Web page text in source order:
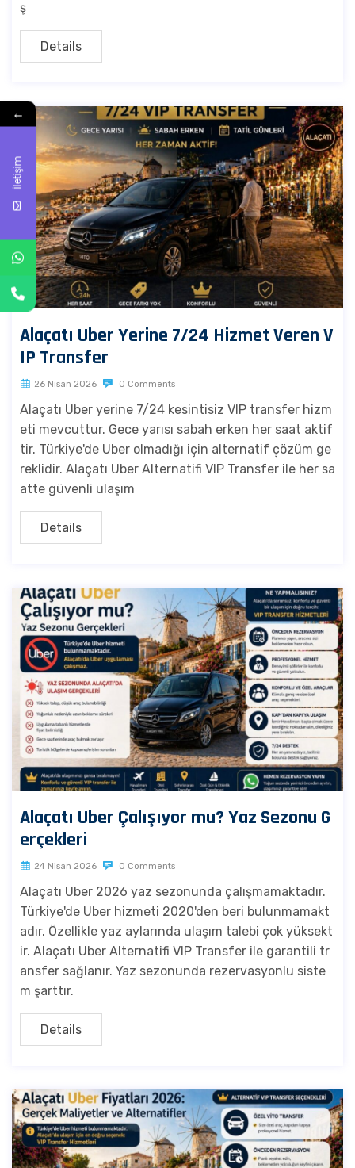
ş
Details
Alaçatı Uber Yerine 7/24 Hizmet Veren V
IP Transfer
26 Nisan 2026 0 Comments
Alaçatı Uber yerine 7/24 kesintisiz VIP transfer hizm
eti mevcuttur. Gece yarısı sabah erken her saat aktif
tir. Türkiye'de Uber olmadığı için alternatif çözüm ge
reklidir. Alaçatı Uber Alternatifi VIP Transfer ile her sa
atte güvenli ulaşım
Details
Alaçatı Uber Çalışıyor mu? Yaz Sezonu G
erçekleri
24 Nisan 2026 0 Comments
Alaçatı Uber 2026 yaz sezonunda çalışmamaktadır.
Türkiye'de Uber hizmeti 2020'den beri bulunmamakt
adır. Özellikle yaz aylarında ulaşım talebi çok yüksekt
ir. Alaçatı Uber Alternatifi VIP Transfer ile garantili tr
ansfer sağlanır. Yaz sezonunda rezervasyonlu siste
m şarttır.
Details
←
İletişim